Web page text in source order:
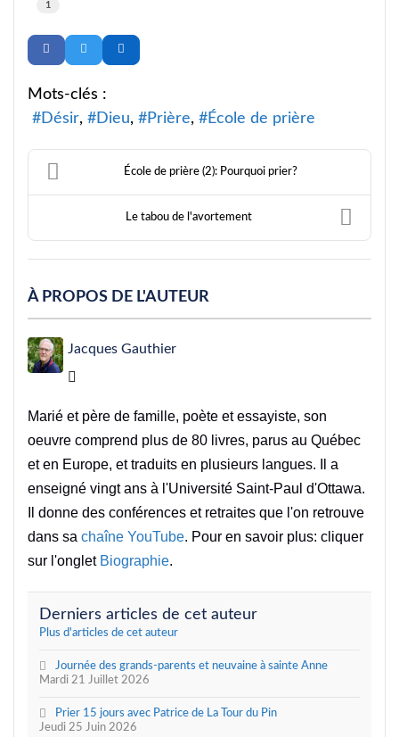
1
Mots-clés :
Désir
Dieu Prière École de prière
École de prière (2): Pourquoi prier?
Le tabou de l'avortement
À PROPOS DE L'AUTEUR
Jacques Gauthier
Marié et père de famille, poète et essayiste, son
oeuvre comprend plus de 80 livres, parus au Québec
et en Europe, et traduits en plusieurs langues. Il a
enseigné vingt ans à l'Université Saint-Paul d'Ottawa.
Il donne des conférences et retraites que l'on retrouve
dans sa chaîne YouTube. Pour en savoir plus: cliquer
sur l'onglet Biographie.
Derniers articles de cet auteur
Plus d'articles de cet auteur
Mardi 21 Juillet 2026
Journée des grands-parents et neuvaine à sainte Anne
Jeudi 25 Juin 2026
Prier 15 jours avec Patrice de La Tour du Pin